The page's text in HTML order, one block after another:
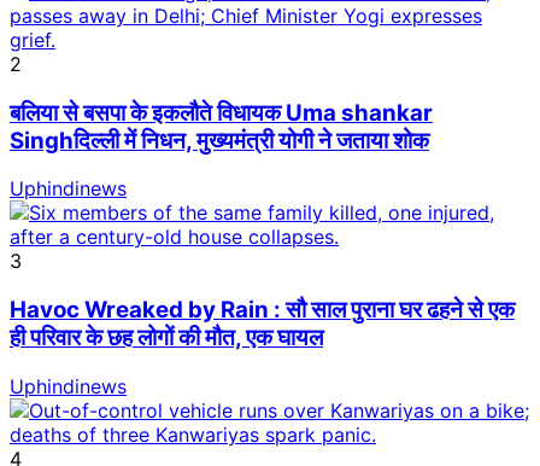
2
बलिया से बसपा के इकलौते विधायक Uma shankar
Singhदिल्ली में निधन, मुख्यमंत्री योगी ने जताया शोक
Uphindinews
3
Havoc Wreaked by Rain : सौ साल पुराना घर ढहने से एक
ही परिवार के छह लोगों की मौत, एक घायल
Uphindinews
4